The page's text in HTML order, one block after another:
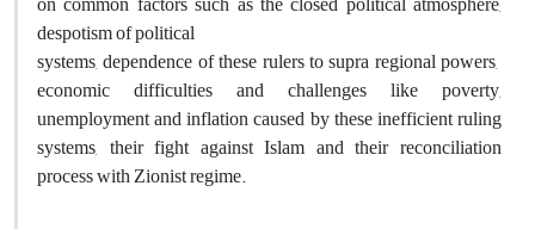
despotism of political
systems, dependence of these rulers to supra regional powers,
economic difficulties and challenges like poverty,
unemployment and inflation caused by these inefficient ruling
systems, their fight against Islam and their reconciliation
process with Zionist regime.